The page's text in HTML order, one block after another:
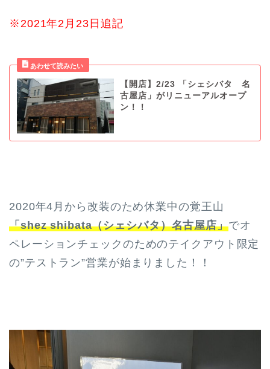
※2021年2月23日追記
【開店】2/23 「シェシバタ 名
古屋店」がリニューアルオープ
ン！！
2020年4月から改装のため休業中の覚王山
「shez shibata（シェシバタ）名古屋店」でオ
ペレーションチェックのためのテイクアウト限定
の”テストラン”営業が始まりました！！